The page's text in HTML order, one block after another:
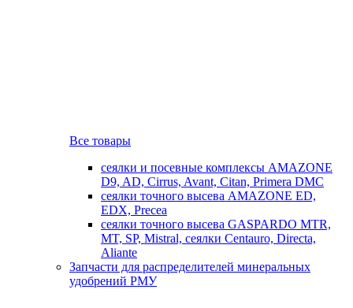
Все товары
сеялки и посевные комплексы AMAZONE
D9, AD, Cirrus, Avant, Citan, Primera DMC
сеялки точного высева AMAZONE ED,
EDX, Precea
сеялки точного высева GASPARDO MTR,
MT, SP, Mistral, сеялки Centauro, Directa,
Aliante
Запчасти для распределителей минеральных
удобрений РМУ